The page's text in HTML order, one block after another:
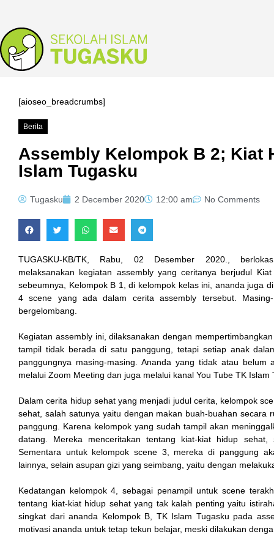
Panel
Panel
Panel
escort
Panel
[aioseo_breadcrumbs]
Berita
Assembly Kelompok B 2; Kiat
Islam Tugasku
Tugasku 2 December 2020 12:00 am No Comments
TUGASKU-KB/TK, Rabu, 02 Desember 2020.,
melaksanakan kegiatan assembly yang ceritanya berjudul
sebeumnya, Kelompok B 1, di kelompok kelas ini, ananda juga
4 scene yang ada dalam cerita assembly tersebut.
bergelombang.
Kegiatan assembly ini, dilaksanakan dengan
tampil tidak berada di satu panggung, tetapi setiap anak
panggungnya masing-masing. Ananda yang tidak atau
melalui Zoom Meeting dan juga melalui kanal You Tube TK Islam
Dalam cerita hidup sehat yang menjadi judul cerita, kelompok
sehat, salah satunya yaitu dengan makan buah-buahan secara
panggung. Karena kelompok yang sudah tampil akan
datang. Mereka menceritakan tentang kiat-kiat hidup sehat,
Sementara untuk kelompok scene 3, mereka di panggung
lainnya, selain asupan gizi yang seimbang, yaitu dengan
Kedatangan kelompok 4, sebagai penampil untuk scene
tentang kiat-kiat hidup sehat yang tak kalah penting yaitu
singkat dari ananda Kelompok B, TK Islam Tugasku pada
motivasi ananda untuk tetap tekun belajar, meski dilakukan